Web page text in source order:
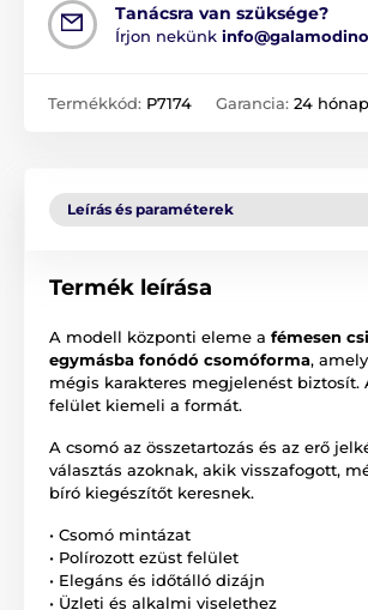
Tanácsra van szüksége?
Írjon nekünk
Termékkód: P7174 Garancia: 24 hónap
Leírás és paraméterek
Termék leírása
A modell központi eleme a fémesen
egymásba fonódó csomóforma,
mégis karakteres megjelenést biztosít.
felület kiemeli a formát.
A csomó az összetartozás és az erő
választás azoknak, akik visszafogott,
bíró kiegészítőt keresnek.
• Csomó mintázat
• Polírozott ezüst felület
• Elegáns és időtálló dizájn
• Üzleti és alkalmi viselethez